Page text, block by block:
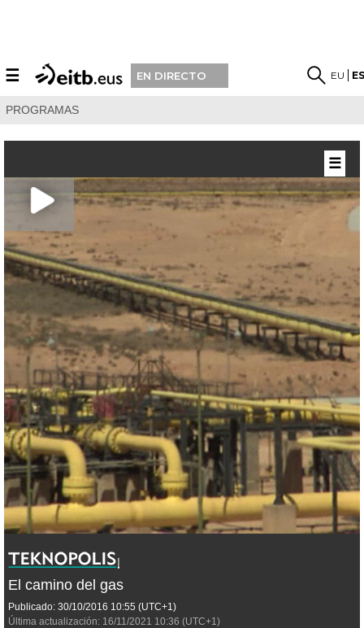
☰ EN DIRECTO EU
PROGRAMAS
El camino del gas
Publicado: 30/10/2016 10:55 (UTC+1)
Última actualización: 16/11/2021 10:36 (UTC+1)
☰